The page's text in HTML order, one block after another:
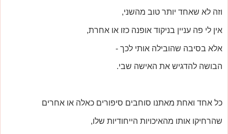
וזה לא שאחד יותר טוב מהשני,
אין לי פה עניין בניקוד אופנה כזו או אחרת,
אלא בסיבה שהובילה אותי לכך -
הבושה להדגיש את האישה שבי.
כל אחד ואחת מאתנו סוחבים סיפורים כאלה או אחרים
שהרחיקו אותו מהאיכויות הייחודיות שלו,